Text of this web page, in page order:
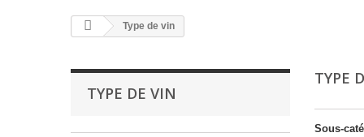
Type de vin
TYPE DE VIN
TYPE
Sous-